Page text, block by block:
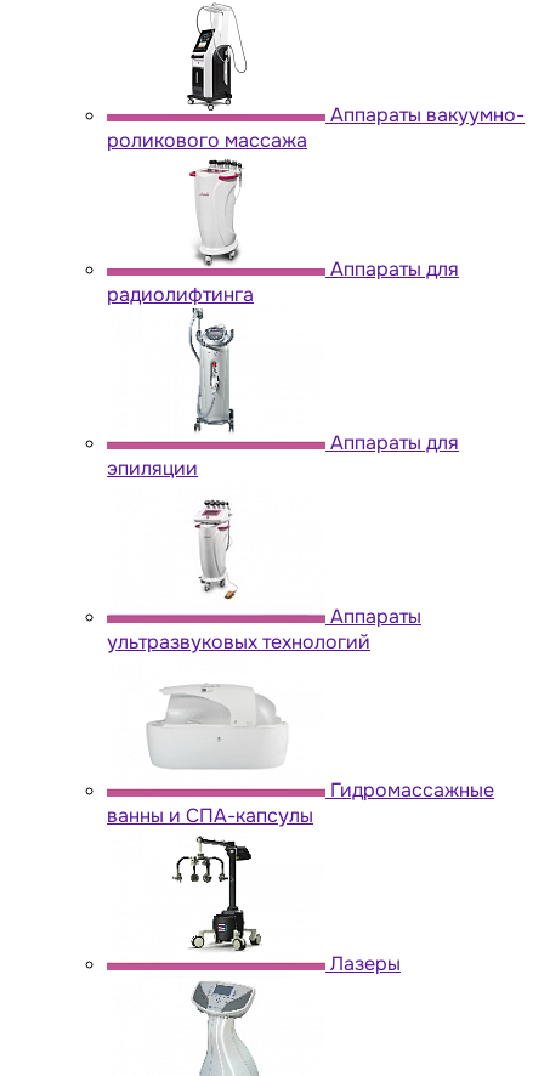
Аппараты вакуумно-
роликового массажа
Аппараты для
радиолифтинга
Аппараты для
эпиляции
Аппараты
ультразвуковых технологий
Гидромассажные
ванны и СПА-капсулы
Лазеры